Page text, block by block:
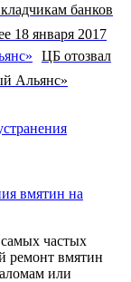
банков
18 января 2017
ЦБ отозвал
Альянс»
вмятин на
частых
ремонт вмятин
или